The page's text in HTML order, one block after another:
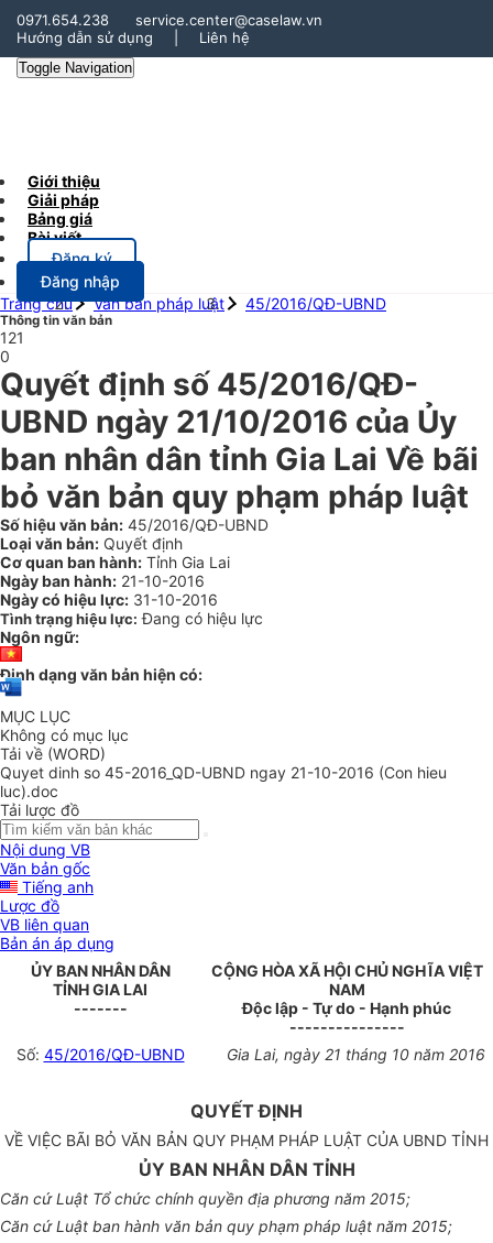
0971.654.238
service.center@caselaw.vn
Hướng dẫn sử dụng
Liên hệ
Toggle Navigation
Giới thiệu
Giải pháp
Bảng giá
Bài viết
Đăng ký
Đăng nhập
Trang chủ
Văn bản pháp luật 45/2016/QĐ-UBND
Thông tin văn bản
121
0
Quyết định số 45/2016/QĐ-
UBND ngày 21/10/2016 của Ủy
ban nhân dân tỉnh Gia Lai Về bãi
bỏ văn bản quy phạm pháp luật
Số hiệu văn bản: 45/2016/QĐ-UBND
Loại văn bản: Quyết định
Cơ quan ban hành: Tỉnh Gia Lai
Ngày ban hành: 21-10-2016
Ngày có hiệu lực: 31-10-2016
Tình trạng hiệu lực: Đang có hiệu lực
Ngôn ngữ:
Định dạng văn bản hiện có:
MỤC LỤC
Không có mục lục
Tải về (WORD)
Quyet dinh so 45-2016_QD-UBND ngay 21-10-2016 (Con hieu
luc).doc
Tải lược đồ
Nội dung VB
Văn bản gốc
Tiếng anh
Lược đồ
VB liên quan
Bản án áp dụng
ỦY BAN NHÂN DÂN
TỈNH GIA LAI
-------
CỘNG HÒA XÃ HỘI CHỦ NGHĨA VIỆT
NAM
Độc lập - Tự do - Hạnh phúc
---------------
Số: 45/2016/QĐ-UBND Gia Lai, ngày 21 tháng 10năm 2016
QUYẾT ĐỊNH
VỀ VIỆC BÃI BỎ VĂN BẢN QUY PHẠM PHÁP LUẬT CỦA UBND TỈNH
ỦY BAN NHÂN DÂN TỈNH
Căn cứ Luật Tổ chức chính quyền địa phương năm 2015;
Căn cứ Luật ban hành văn bản quy phạm pháp luật năm 2015;